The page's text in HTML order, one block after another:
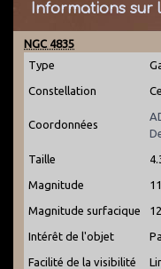
Informations sur
NGC 4835
Type
Constellation
Coordonnées
Taille
Magnitude
Magnitude surfacique
Intérêt de l'objet
Facilité de la visibilité